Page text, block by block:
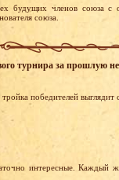
будущих членов союза с
союза.
турнира за прошлую
победителей
интересные. Каждый